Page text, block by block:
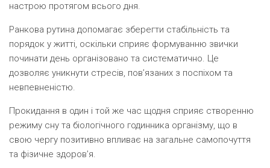
настрою протягом всього дня.
Ранкова рутина допомагає зберегти стабільність та
порядок у житті, оскільки сприяє формуванню звички
починати день організовано та систематично. Це
дозволяє уникнути стресів, пов’язаних з поспіхом та
невпевненістю.
Прокидання в один і той же час щодня сприяє створенню
режиму сну та біологічного годинника організму, що в
свою чергу позитивно впливає на загальне самопочуття
та фізичне здоров’я.